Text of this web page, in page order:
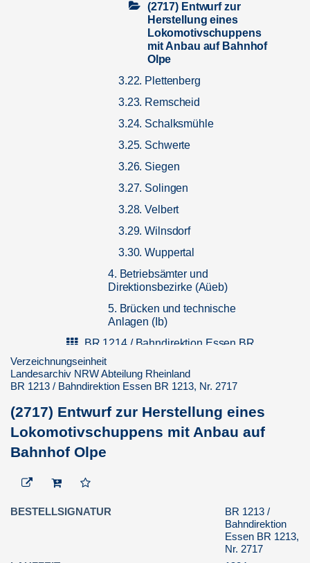
(2717) Entwurf zur
Herstellung eines
Lokomotivschuppens
mit Anbau auf Bahnhof
Olpe
3.22. Plettenberg
3.23. Remscheid
3.24. Schalksmühle
3.25. Schwerte
3.26. Siegen
3.27. Solingen
3.28. Velbert
3.29. Wilnsdorf
3.30. Wuppertal
4. Betriebsämter und
Direktionsbezirke (Aüeb)
5. Brücken und technische
Anlagen (Ib)
BR 1214 / Bahndirektion Essen BR
1214
BR 1217 / Bahndirektion Essen BR
1217
BR 1219 / Bahndirektion Essen BR
1219
BR 1303 / Bahndirektion Essen BR
1303
BR 1324 / Bahndirektion Essen BR
BR 1331 / Bahndirektion Essen BR
BR 1344 / Bahndirektion Essen BR
Verzeichnungseinheit
Landesarchiv NRW Abteilung Rheinland
BR 1213 / Bahndirektion Essen BR 1213, Nr. 2717
(2717) Entwurf zur Herstellung eines
Lokomotivschuppens mit Anbau auf
Bahnhof Olpe
BESTELLSIGNATUR
BR 1213 /
Bahndirektion
Essen BR 1213,
Nr. 2717